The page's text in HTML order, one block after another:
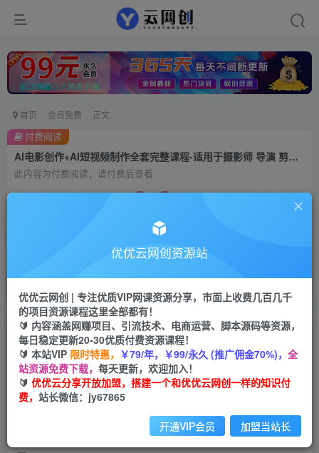
首页 会员免费 正文
AI电影创作+AI短视频制作全套完整课程-适用于摄影师 导演 剪辑（25节课）
此内容为付费阅读，请付费后查看
9.9
立即购买
付费阅读
AI电影创作+AI短视频制作全套完整课程-适用于摄
影师 导演 剪辑（25节课）
优优云网创
2年前发布
关注 私信
1293 143
优优云网创资源站
优优云网创 | 专注优质VIP网课资源分享，市面上收费几百几千
的项目资源课程这里全部都有！
🔰 内容涵盖网赚项目、引流技术、电商运营、脚本源码等资源，
每日稳定更新20-30优质付费资源课程！
🔰 本站VIP 限时特惠， ￥79/年，￥99/永久 (推广佣金70%)， 全
站资源免费下载， 每天更新，欢迎加入！
🔰 优优云分享开放加盟，搭建一个和优优云网创一样的知识付
费， 站长微信：jy67865
开通VIP会员 加盟当站长